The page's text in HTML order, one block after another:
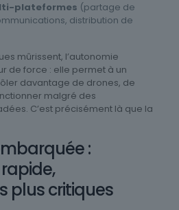
plateformes (partage de
distribution de
mûrissent, l’autonomie
de force : elle permet à un
davantage de drones, de
malgré des
C’est précisément là que la
:
plus critiques